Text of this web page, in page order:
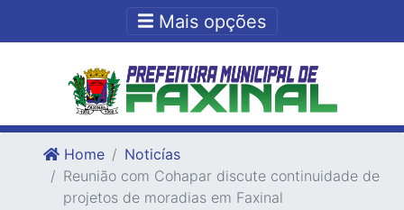
Ir para o fim do conteudo
Mais opções
Home
Noticías
Reunião com Cohapar discute continuidade de
projetos de moradias em Faxinal